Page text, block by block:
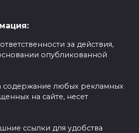
за действия,
опубликованной
содержание любых рекламных
на сайте, несет
ссылки для удобства